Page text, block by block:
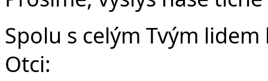
Spolu s celým Tvým
Otci: